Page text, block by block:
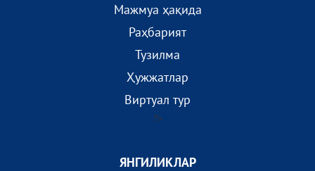
Мажмуа ҳақида
Раҳбарият
Тузилма
Ҳужжатлар
Виртуал тур
?>
ЯНГИЛИКЛАР